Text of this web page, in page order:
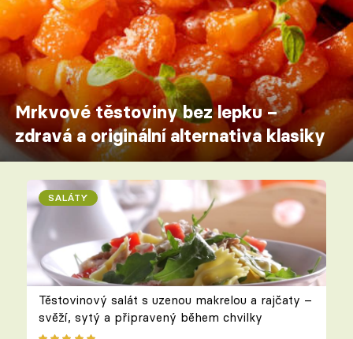
Mrkvové těstoviny bez lepku –
zdravá a originální alternativa klasiky
SALÁTY
Těstovinový salát s uzenou makrelou a rajčaty –
svěží, sytý a připravený během chvilky